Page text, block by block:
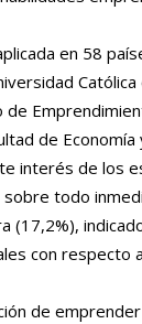
en 58
de
interés de los
todo
(17,2%),
con respecto
de